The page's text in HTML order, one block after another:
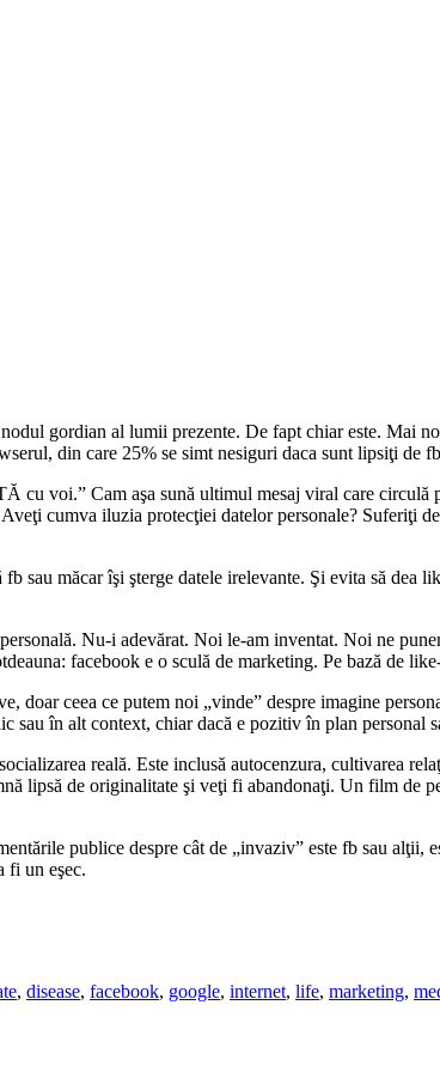
gordian al lumii prezente. De fapt chiar este. Mai
din care 25% se simt nesiguri daca sunt lipsiţi de
cu voi.” Cam aşa sună ultimul mesaj viral care
cumva iluzia protecţiei datelor personale? Suferiţi
sau măcar îşi şterge datele irelevante. Şi evita să
Nu-i adevărat. Noi le-am inventat. Noi ne
facebook e o sculă de marketing. Pe bază de
doar ceea ce putem noi „vinde” despre imagine
sau în alt context, chiar dacă e pozitiv în plan
reală. Este inclusă autocenzura, cultivarea
lipsă de originalitate şi veţi fi abandonaţi. Un film de
publice despre cât de „invaziv” este fb sau
fi un eşec.
, disease, facebook, google, internet, life, marketing,